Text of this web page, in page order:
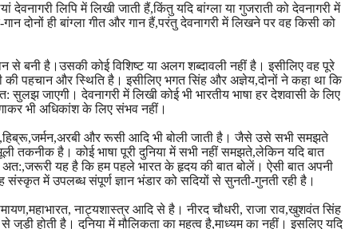
लिपि में लिखी जाती हैं,किंतु यदि बांग्ला या गुजराती को देवनागरी में
दोनों ही बांग्ला गीत और गान हैं,परंतु देवनागरी में लिखने पर वह किसी को
से बनी है।उसकी कोई विशिष्ट या अलग शब्दावली नहीं है। इसीलिए वह पूरे
की पहचान और स्थिति है। इसीलिए भगत सिंह और अज्ञेय,दोनों ने कहा था कि
सुलझ जाएगी। देवनागरी में लिखी कोई भी भारतीय भाषा हर देशवासी के लिए
भी अधिकांश के लिए संभव नहीं।
और रूसी आदि भी बोली जाती है। जैसे उसे सभी समझते
तकनीक है। कोई भाषा पूरी दुनिया में सभी नहीं समझते,लेकिन यदि बात
यह है कि हम पहले भारत के हृदय की बात बोलें। ऐसी बात अपनी
में उपलब्ध संपूर्ण ज्ञान भंडार को सदियों से सुनती-गुनती रही है।
नाट्यशास्त्र आदि से है। नीरद चौधरी, राजा राव,खुशवंत सिंह
होती है। दुनिया में मौलिकता का महत्व है,माध्यम का नहीं। इसलिए यदि